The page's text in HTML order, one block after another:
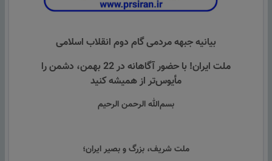
بیانیه جبهه مردمی گام دوم انقلاب اسلامی
ملت ایران! با حضور آگاهانه در 22 بهمن، دشمن را
مأیوس‌تر از همیشه کنید
بسم‌الله الرحمن الرحیم
ملت شریف، بزرگ و بصیر ایران؛